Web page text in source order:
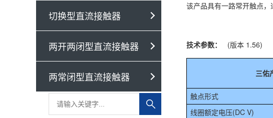
切换型直流接触器
两开两闭型直流接触器
两常闭型直流接触器
该产品具有一路常开触点
技术参数： (版本 1.56)
三佑
触点形式
线圈额定电压(DC V)